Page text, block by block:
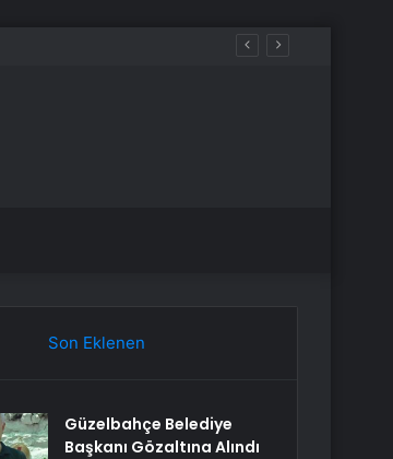
Son Eklenen
Güzelbahçe Belediye
Başkanı Gözaltına Alındı